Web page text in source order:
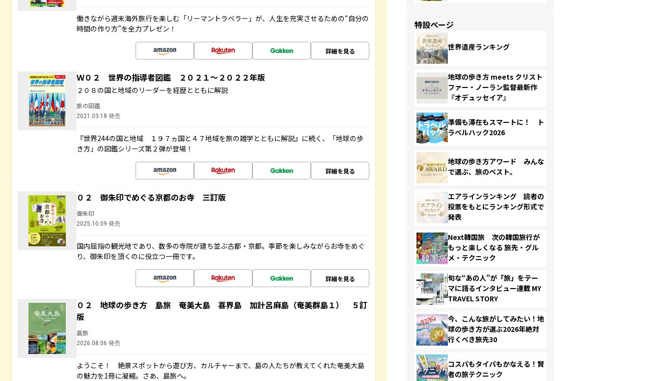
働きながら週末海外旅行を楽しむ「リーマントラベラー」が、人生を充実させるための“自分の
時間の作り方”を全力プレゼン！
詳細を見る
Ｗ０２ 世界の指導者図鑑 ２０２１～２０２２年版
２０８の国と地域のリーダーを経歴とともに解説
旅の図鑑
2021.03.18 発売
『世界244の国と地域 １９７ヵ国と４７地域を旅の雑学とともに解説』に続く、「地球の歩
き方」の図鑑シリーズ第２弾が登場！
詳細を見る
０２ 御朱印でめぐる京都のお寺 三訂版
御朱印
2025.10.09 発売
国内屈指の観光地であり、数多の寺院が建ち並ぶ古都・京都。季節を楽しみながらお寺をめぐ
り、御朱印を頂くのに役立つ一冊です。
詳細を見る
０２ 地球の歩き方 島旅 奄美大島 喜界島 加計呂麻島（奄美群島１） ５訂
版
島旅
2026.08.06 発売
ようこそ！ 絶景スポットから遊び方、カルチャーまで、島の人たちが教えてくれた奄美大島
の魅力を1冊に凝縮。さあ、島旅へ。
特設ページ
世界遺産ランキング
地球の歩き方 meets クリスト
ファー・ノーラン監督最新作
『オデュッセイア』
準備も滞在もスマートに！ ト
ラベルハック2026
地球の歩き方アワード みんな
で選ぶ、旅のベスト。
エアラインランキング 読者の
投票をもとにランキング形式で
発表
Next韓国旅 次の韓国旅行が
もっと楽しくなる 旅先・グル
メ・テクニック
旬な“あの人”が「旅」をテー
マに語るインタビュー連載 MY
TRAVEL STORY
今、こんな旅がしてみたい！地
球の歩き方が選ぶ2026年絶対
行くべき旅先30
コスパもタイパもかなえる！賢
者の旅テクニック